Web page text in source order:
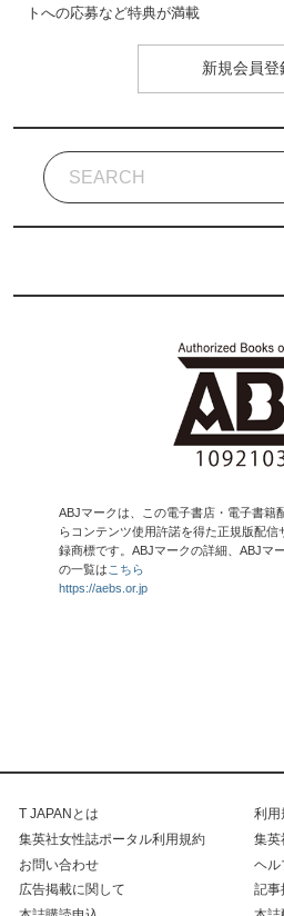
トへの応募など特典が満載
新規会員登
ABJマークは、この電子書店・電子書籍
らコンテンツ使用許諾を得た正規版配
録商標です。ABJマークの詳細、ABJマ
の一覧はこちら
https://aebs.or.jp
T JAPANとは
利用
集英社女性誌ポータル利用規約
集英
お問い合わせ
ヘル
広告掲載に関して
記事